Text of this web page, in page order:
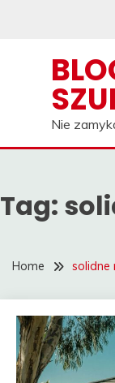
Nie
Tag:
Home solidne